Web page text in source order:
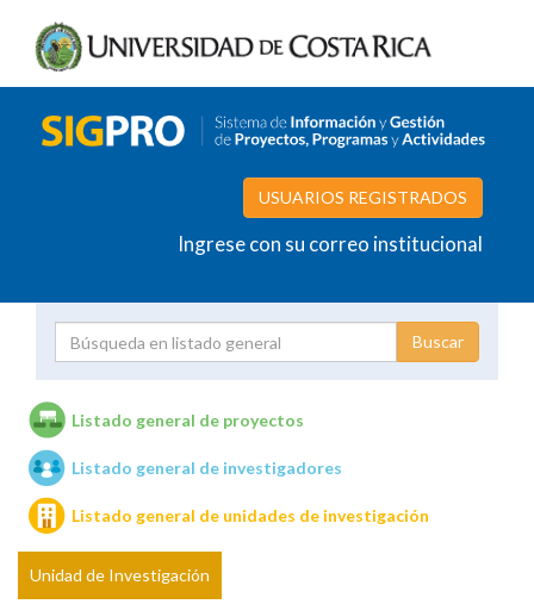
USUARIOS REGISTRADOS
Ingrese con su correo institucional
Unidades de investigación
Listado general de proyectos
Listado general de investigadores
Listado general de unidades de investigación
Unidad de Investigación